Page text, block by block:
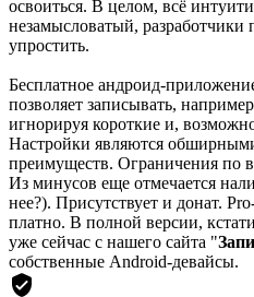
освоиться. В целом, всё
незамысловатый, разработчики
упростить.
Бесплатное андроид-
позволяет записывать,
игнорируя короткие и,
Настройки являются
преимуществ. Ограничения по
Из минусов еще отмечается
нее?). Присутствует и донат.
платно. В полной версии,
уже сейчас с нашего сайта "
собственные Android-девайсы.